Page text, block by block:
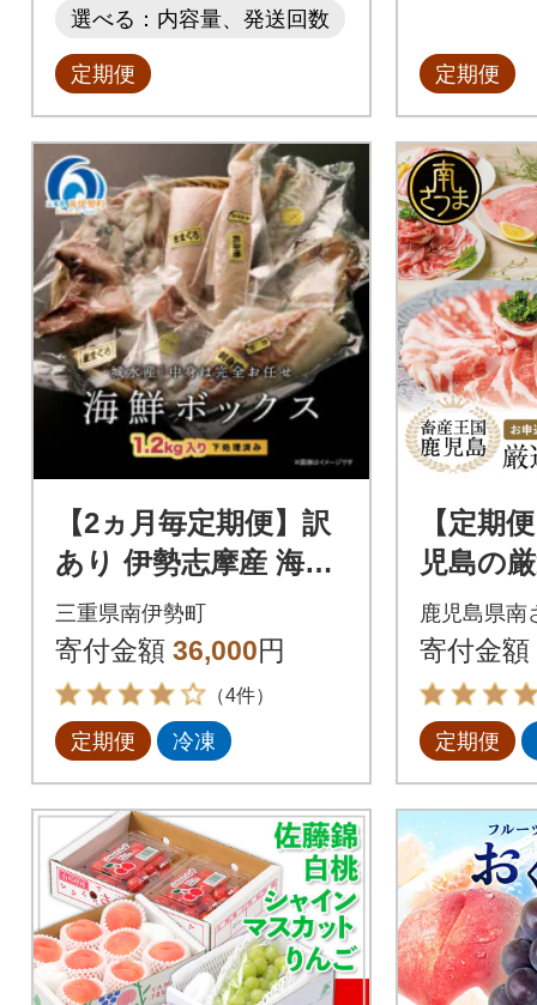
選べる：内容量、発送回数
定期便 定期便
【2ヵ月毎定期便】訳
あり 伊勢志摩産 海鮮
お宝ボックス 約1.2kg
特産の刺身、干物など
全3回
三重県南伊勢町
寄付金額 36,000円
（4件）
定期便 冷凍
【定期
児島の
4回)
鹿児島県南
寄付金額
定期便